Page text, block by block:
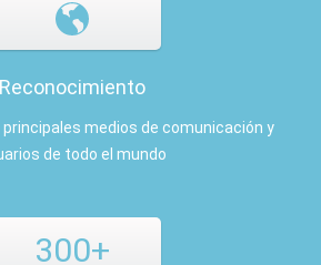
Reconocimiento
medios de comunicación y
de todo el mundo
300+